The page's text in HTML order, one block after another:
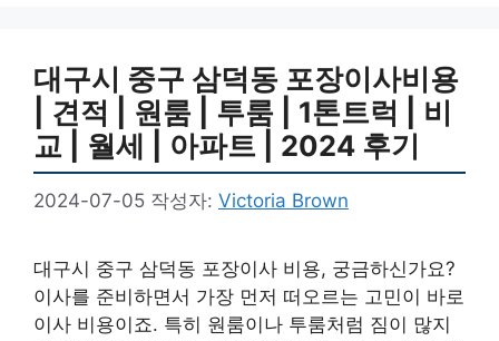
대구시 중구 삼덕동 포장이사비용
| 견적 | 원룸 | 투룸 | 1톤트럭 | 비
교 | 월세 | 아파트 | 2024 후기
2024-07-05 작성자: Victoria Brown
대구시 중구 삼덕동 포장이사 비용, 궁금하신가요?
이사를 준비하면서 가장 먼저 떠오르는 고민이 바로
이사 비용이죠. 특히 원룸이나 투룸처럼 짐이 많지